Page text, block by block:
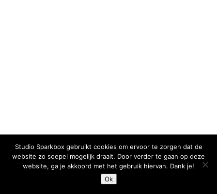
Studio Sparkbox gebruikt cookies om ervoor te zorgen dat de
website zo soepel mogelijk draait. Door verder te gaan op deze
website, ga je akkoord met het gebruik hiervan. Dank je!
Ok